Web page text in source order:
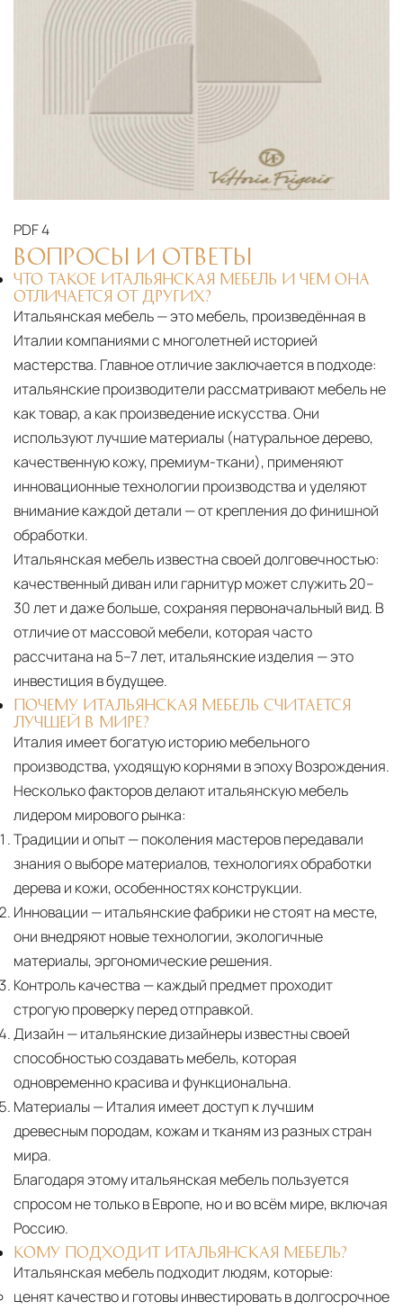
PDF4
ВОПРОСЫ И ОТВЕТЫ
ЧТО ТАКОЕ ИТАЛЬЯНСКАЯ МЕБЕЛЬ И ЧЕМ ОНА
ОТЛИЧАЕТСЯ ОТ ДРУГИХ?
Итальянская мебель — это мебель, произведённая в
Италии компаниями с многолетней историей
мастерства. Главное отличие заключается в подходе:
итальянские производители рассматривают мебель не
как товар, а как произведение искусства. Они
используют лучшие материалы (натуральное дерево,
качественную кожу, премиум-ткани), применяют
инновационные технологии производства и уделяют
внимание каждой детали — от крепления до финишной
обработки.
Итальянская мебель известна своей долговечностью:
качественный диван или гарнитур может служить 20–
30 лет и даже больше, сохраняя первоначальный вид. В
отличие от массовой мебели, которая часто
рассчитана на 5–7 лет, итальянские изделия — это
инвестиция в будущее.
ПОЧЕМУ ИТАЛЬЯНСКАЯ МЕБЕЛЬ СЧИТАЕТСЯ
ЛУЧШЕЙ В МИРЕ?
Италия имеет богатую историю мебельного
производства, уходящую корнями в эпоху Возрождения.
Несколько факторов делают итальянскую мебель
лидером мирового рынка:
Традиции и опыт— поколения мастеров передавали
знания о выборе материалов, технологиях обработки
дерева и кожи, особенностях конструкции.
Инновации — итальянские фабрики не стоят на месте,
они внедряют новые технологии, экологичные
материалы, эргономические решения.
Контроль качества — каждый предмет проходит
строгую проверку перед отправкой.
Дизайн— итальянские дизайнеры известны своей
способностью создавать мебель, которая
одновременно красива и функциональна.
Материалы— Италия имеет доступ к лучшим
древесным породам, кожам и тканям из разных стран
мира.
Благодаря этому итальянская мебель пользуется
спросом не только в Европе, но и во всём мире, включая
Россию.
КОМУ ПОДХОДИТ ИТАЛЬЯНСКАЯ МЕБЕЛЬ?
Итальянская мебель подходит людям, которые:
ценят качество и готовы инвестировать в долгосрочное